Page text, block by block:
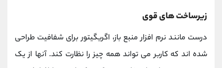
زیرساخت های قوی
درست مانند نرم افزار منبع باز، اگریگیتور برای شفافیت طراحی
شده اند که کاربر می تواند همه چیز را نظارت کند. آنها از یک